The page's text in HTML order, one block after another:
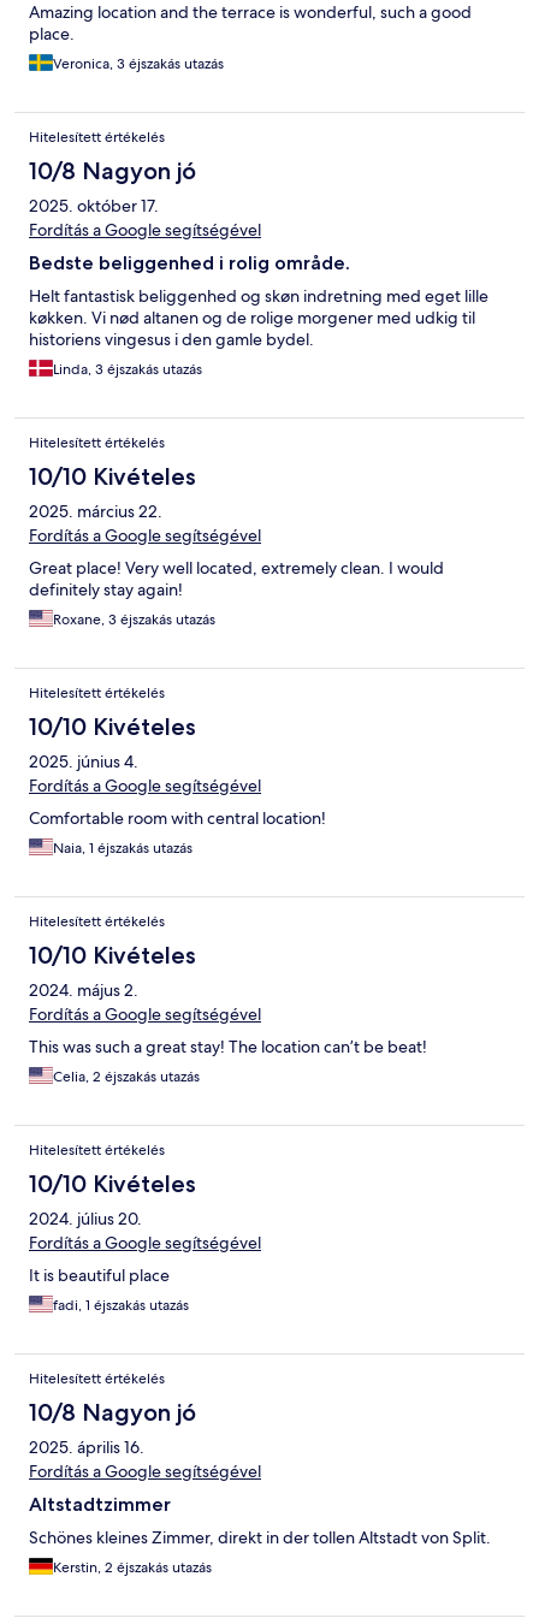
Amazing location and the terrace is wonderful, such a good
place.
Veronica, 3 éjszakás utazás
Hitelesített értékelés
10/8 Nagyon jó
2025. október 17.
Fordítás a Google segítségével
Bedste beliggenhed i rolig område.
Helt fantastisk beliggenhed og skøn indretning med eget lille
køkken. Vi nød altanen og de rolige morgener med udkig til
historiens vingesus i den gamle bydel.
Linda, 3 éjszakás utazás
Hitelesített értékelés
10/10 Kivételes
2025. március 22.
Fordítás a Google segítségével
Great place! Very well located, extremely clean. I would
definitely stay again!
Roxane, 3 éjszakás utazás
Hitelesített értékelés
10/10 Kivételes
2025. június 4.
Fordítás a Google segítségével
Comfortable room with central location!
Naia, 1 éjszakás utazás
Hitelesített értékelés
10/10 Kivételes
2024. május 2.
Fordítás a Google segítségével
This was such a great stay! The location can’t be beat!
Celia, 2 éjszakás utazás
Hitelesített értékelés
10/10 Kivételes
2024. július 20.
Fordítás a Google segítségével
It is beautiful place
fadi, 1 éjszakás utazás
Hitelesített értékelés
10/8 Nagyon jó
2025. április 16.
Fordítás a Google segítségével
Altstadtzimmer
Schönes kleines Zimmer, direkt in der tollen Altstadt von Split.
Kerstin, 2 éjszakás utazás